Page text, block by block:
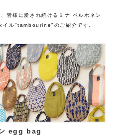
皆様に愛され続けるミナ ペルホネン
イル"tambourine"のご紹介です。
egg bag